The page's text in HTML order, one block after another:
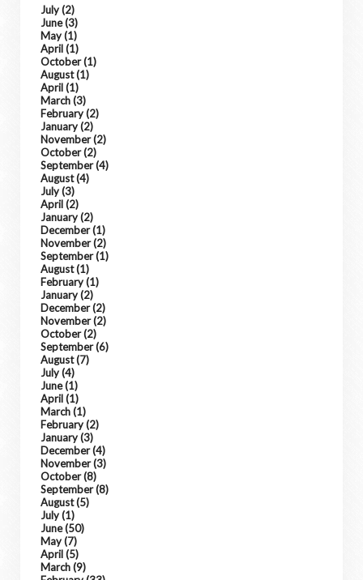
July(2)
June(3)
May(1)
April(1)
October(1)
August(1)
April(1)
March(3)
February(2)
January(2)
November(2)
October(2)
September(4)
August(4)
July(3)
April(2)
January(2)
December(1)
November(2)
September(1)
August(1)
February(1)
January(2)
December(2)
November(2)
October(2)
September(6)
August(7)
July(4)
June(1)
April(1)
March(1)
February(2)
January(3)
December(4)
November(3)
October(8)
September(8)
August(5)
July(1)
June(50)
May(7)
April(5)
March(9)